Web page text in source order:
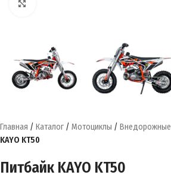
Главная / Каталог / Мотоциклы / Внедорожные
KAYO KT50
Питбайк KAYO KT50